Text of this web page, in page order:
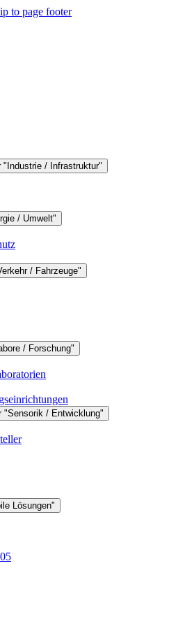
to page footer
"Industrie / Infrastruktur"
/ Umwelt"
/ Fahrzeuge"
/ Forschung"
"Sensorik / Entwicklung"
Lösungen"